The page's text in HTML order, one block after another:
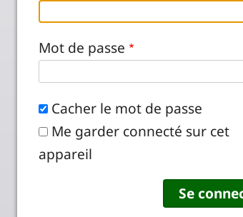
Mot de passe
Cacher le mot de passe
Me garder connecté sur cet
appareil